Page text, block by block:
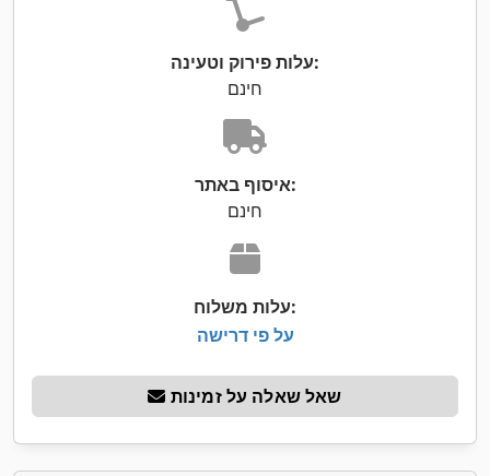
עלות פירוק וטעינה:
חינם
איסוף באתר:
חינם
עלות משלוח:
על פי דרישה
שאל שאלה על זמינות